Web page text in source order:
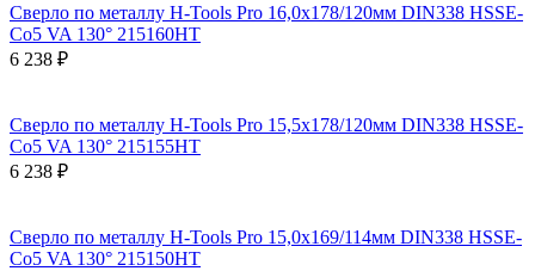
Сверло по металлу H-Tools Pro 16,0x178/120мм DIN338 HSSE-
Co5 VA 130° 215160HT
6 238 ₽
Сверло по металлу H-Tools Pro 15,5x178/120мм DIN338 HSSE-
Co5 VA 130° 215155HT
6 238 ₽
Сверло по металлу H-Tools Pro 15,0x169/114мм DIN338 HSSE-
Co5 VA 130° 215150HT